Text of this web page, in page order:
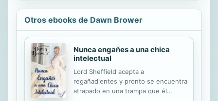
Otros ebooks de Dawn Brower
Nunca engañes a una chica
intelectual
Lord Sheffield acepta a
regañadientes y pronto se encuentra
atrapado en una trampa que él